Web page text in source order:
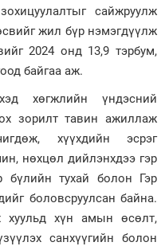
сайжруулж
жил бүр нэмэгдүүлж
2024 онд 13,9 тэрбум,
байгаа аж.
хөгжлийн үндэсний
зорилт тавин ажиллаж
хүүхдийн эсрэг
нөхцөл дийлэнхдээ гэр
бүлийн тухай болон Гэр
боловсруулсан байна.
хуульд хүн амын өсөлт,
санхүүгийн болон